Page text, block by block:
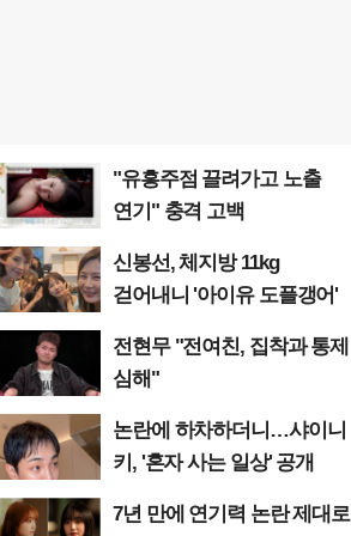
"유흥주점 끌려가고 노출
연기" 충격 고백
신봉선, 체지방 11kg
걷어내니 '아이유 도플갱어'
전현무 "전여친, 집착과 통제
심해"
논란에 하차하더니…샤이니
키, '혼자 사는 일상' 공개
7년 만에 연기력 논란 제대로